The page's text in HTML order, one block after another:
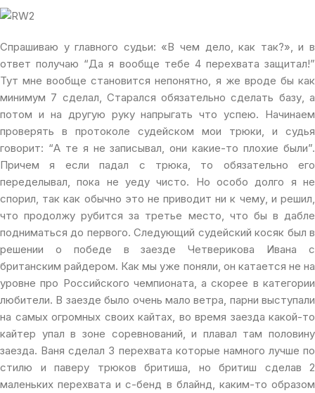
Спрашиваю у главного судьи: «В чем дело, как так?», и в
ответ получаю “Да я вообще тебе 4 перехвата защитал!”
Тут мне вообще становится непонятно, я же вроде бы как
минимум 7 сделал, Старался обязательно сделать базу, а
потом и на другую руку напрыгать что успею. Начинаем
проверять в протоколе судейском мои трюки, и судья
говорит: “А те я не записывал, они какие-то плохие были”.
Причем я если падал с трюка, то обязательно его
переделывал, пока не уеду чисто. Но особо долго я не
спорил, так как обычно это не приводит ни к чему, и решил,
что продолжу рубится за третье место, что бы в дабле
подниматься до первого. Следующий судейский косяк был в
решении о победе в заезде Четверикова Ивана с
британским райдером. Как мы уже поняли, он катается не на
уровне про Российского чемпионата, а скорее в категории
любители. В заезде было очень мало ветра, парни выступали
на самых огромных своих кайтах, во время заезда какой-то
кайтер упал в зоне соревнований, и плавал там половину
заезда. Ваня сделал 3 перехвата которые намного лучше по
стилю и паверу трюков бритиша, но бритиш сделав 2
маленьких перехвата и с-бенд в блайнд, каким-то образом